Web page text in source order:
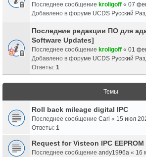
Последнее сообщение kroligoff « 07
Добавлено в форуме UCDS Русский
Последние редакции ПО для
Software Updates]
Последнее сообщение kroligoff « 01
Добавлено в форуме UCDS Русский
Ответы: 1
Темы
Roll back mileage digital IPC
Последнее сообщение Carl « 15 июл
Ответы: 1
Request for Visteon IPC
Последнее сообщение andy1996a « 16